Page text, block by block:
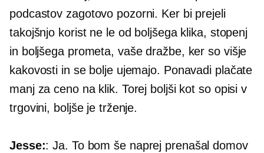
podcastov zagotovo pozorni. Ker bi prejeli
takojšnjo korist ne le od boljšega klika, stopenj
in boljšega prometa, vaše dražbe, ker so višje
kakovosti in se bolje ujemajo. Ponavadi plačate
manj za ceno na klik. Torej boljši kot so opisi v
trgovini, boljše je trženje.
Jesse:: Ja. To bom še naprej prenašal domov